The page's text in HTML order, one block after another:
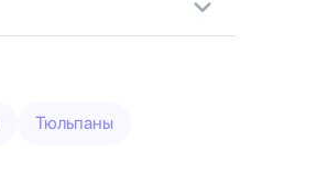
Тюльпаны